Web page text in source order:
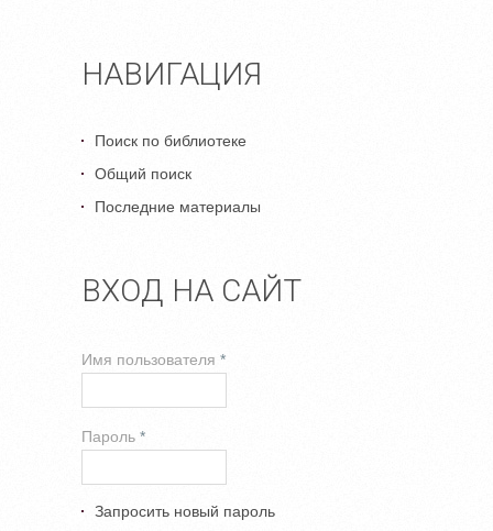
НАВИГАЦИЯ
Поиск по библиотеке
Общий поиск
Последние материалы
ВХОД НА САЙТ
Имя пользователя *
Пароль *
Запросить новый пароль